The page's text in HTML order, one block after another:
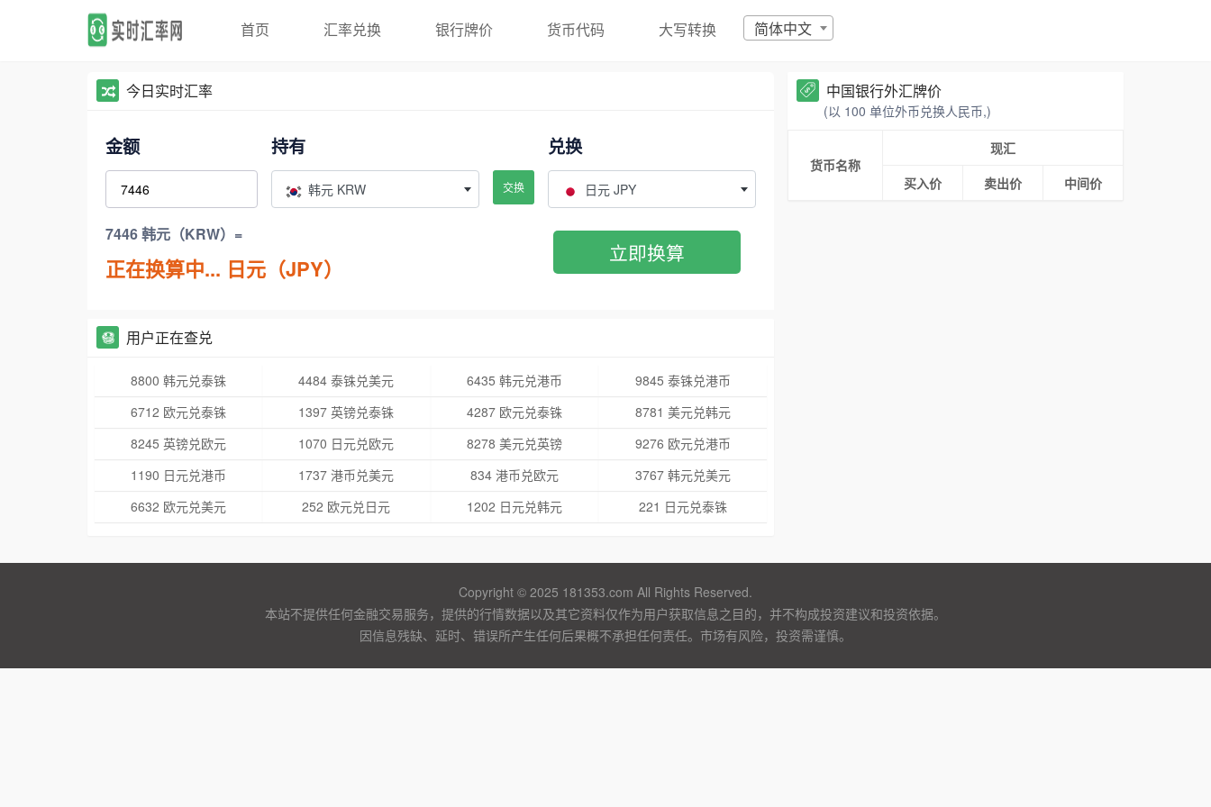
首页 汇率兑换 银行牌价 货币代码 大写转换 简体中文
今日实时汇率
金额 持有
韩元 KRW 交换
兑换
日元 JPY
7446 韩元（KRW）=
正在换算中... 日元（JPY）
立即换算
用户正在查兑
8800 韩元兑泰铢 4484 泰铢兑美元 6435 韩元兑港币
9845 泰铢兑港币
6712 欧元兑泰铢
1397 英镑兑泰铢 4287 欧元兑泰铢
8781 美元兑韩元
8245 英镑兑欧元
1070 日元兑欧元 8278 美元兑英镑
9276 欧元兑港币
1190 日元兑港币
1737 港币兑美元 834 港币兑欧元
3767 韩元兑美元
6632 欧元兑美元
252 欧元兑日元 1202 日元兑韩元 221 日元兑泰铢
中国银行外汇牌价
(以 100 单位外币兑换人民币,)
货币名称
现汇
买入价
卖出价 中间价
Copyright © 2025 181353.com All Rights Reserved.
本站不提供任何金融交易服务，提供的行情数据以及其它资料仅作为用户获取信息之目的，并不构成投资建议和投资依据。
因信息残缺、延时、错误所产生任何后果概不承担任何责任。市场有风险，投资需谨慎。